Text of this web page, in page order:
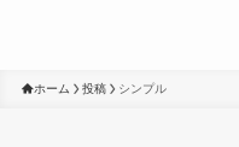
ホーム 投稿 シンプル